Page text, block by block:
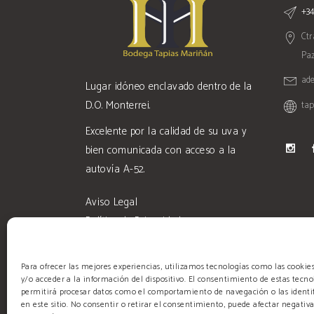
Para ofrecer las mejores experiencias, utilizamos tecnologías como las
y/o acceder a la información del dispositivo. El consentimiento de estas
permitirá procesar datos como el comportamiento de navegación o las
en este sitio. No consentir o retirar el consentimiento, puede afectar
Lugar idóneo enclavado dentro de la
D.O. Monterrei.
Excelente por la calidad de su uva y
bien comunicada con acceso a la
autovía A-52.
Aviso Legal
Política de Privacidad